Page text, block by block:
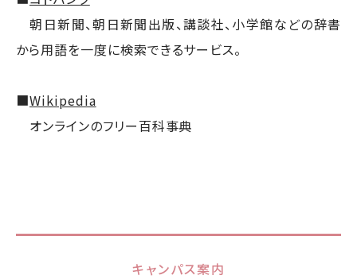
朝日新聞、朝日新聞出版、講談社、小学館などの辞書
から用語を一度に検索できるサービス。
■Wikipedia
オンラインのフリー百科事典
キャンパス案内